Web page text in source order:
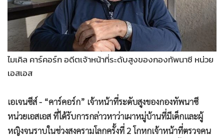
• Infographic
• การเมือง
• ท่องเที่ยว
• กีฬา
• ต่างประเทศ
• เศรษฐกิจ-ธุรกิจ
• จีน
• ชุมชน-คุณภาพชีวิต
ไมเคิล คาร์คอร์ก อดีตเจ้าหน้าที่ระดับสูงของกองทัพนาซี หน่วย
เอสเอส
เอเจนซีส์ - “คาร์คอร์ก” เจ้าหน้าที่ระดับสูงของกองทัพนาซี
หน่วยเอสเอส ที่ได้รับการกล่าวหาว่าเผาหมู่บ้านที่มีเด็กและผู้
หญิงจนราบในช่วงสงครามโลกครั้งที่ 2 โกหกเจ้าหน้าที่ตรวจคน